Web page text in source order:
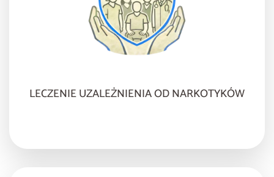
LECZENIE UZALEŻNIENIA OD NARKOTYKÓW